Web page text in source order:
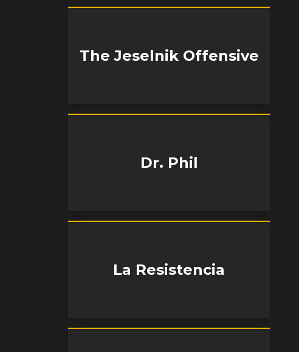
The Jeselnik Offensive
Dr. Phil
La Resistencia